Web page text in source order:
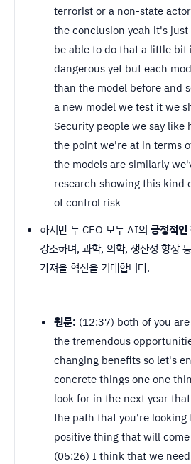
terrorist or a non-state
the conclusion yeah it's
be able to do that a little bit
dangerous yet but each
than the model before and
a new model we test it we
Security people we say like
the point we're at in terms
the models are similarly
research showing this kind
of control risk
하지만 두 CEO 모두 AI의 긍정적인
강조하며, 과학, 의학, 생산성 향상
가져올 혁신을 기대합니다.
원문: (12:37) both of you
the tremendous
changing benefits so let's
concrete things one one
look for in the next year
the path that you're
positive thing that will
(05:26) I think that we